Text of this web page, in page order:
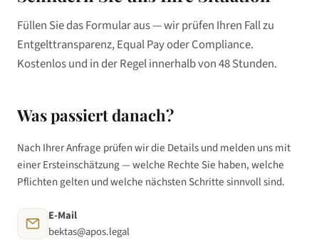
Füllen Sie das Formular aus — wir prüfen Ihren Fall zu
Entgelttransparenz, Equal Pay oder Compliance.
Kostenlos und in der Regel innerhalb von 48 Stunden.
Was passiert danach?
Nach Ihrer Anfrage prüfen wir die Details und melden uns mit
einer Ersteinschätzung — welche Rechte Sie haben, welche
Pflichten gelten und welche nächsten Schritte sinnvoll sind.
E-Mail
bektas@apos.legal